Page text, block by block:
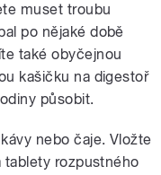
muset troubu
po nějaké době
také obyčejnou
kašičku na digestoř
působit.
nebo čaje. Vložte
tablety rozpustného